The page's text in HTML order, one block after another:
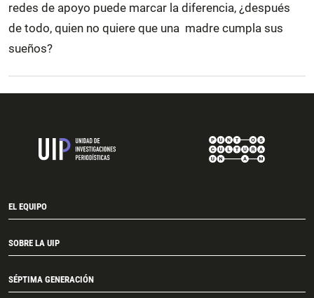
redes de apoyo puede marcar la diferencia, ¿después
de todo, quien no quiere que una madre cumpla sus
sueños?
EL EQUIPO
SOBRE LA UIP
SÉPTIMA GENERACIÓN